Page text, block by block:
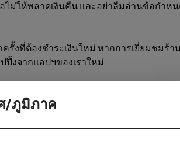
ไม่ให้พลาดเงินคืน และอย่าลืมอ่านข้อกำห
รั้งที่ต้องชำระเงินใหม่ หากการเยี่ยมชมร้า
งจากแอปฯของเราใหม่
/ภูมิภาค